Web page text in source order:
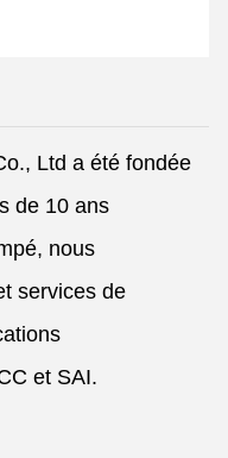
Ltd a été fondée
de 10 ans
nous
services de
et SAI.